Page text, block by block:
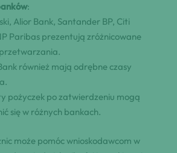
:
Alior Bank, Santander BP, Citi
Paribas prezentują zróżnicowane
również mają odrębne czasy
pożyczek po zatwierdzeniu mogą
się w różnych bankach.
może pomóc wnioskodawcom w